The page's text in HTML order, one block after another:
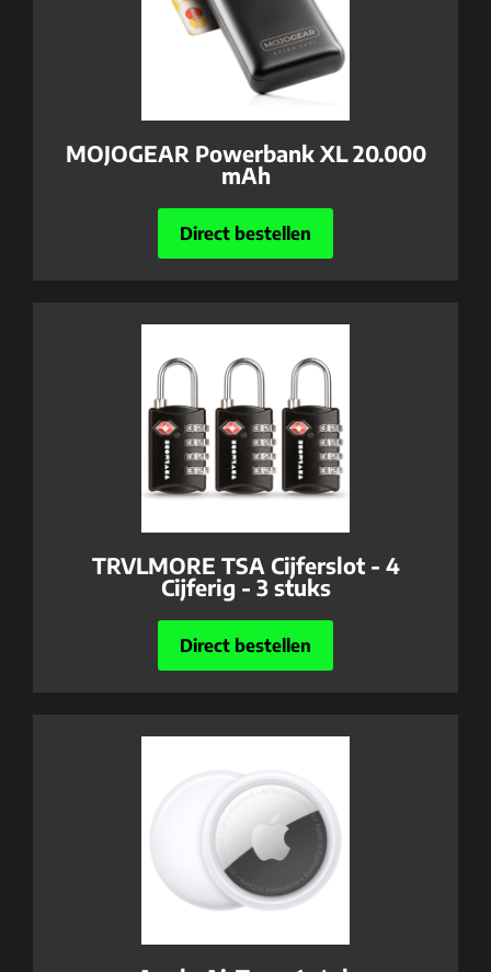
MOJOGEAR Powerbank XL 20.000
mAh
Direct bestellen
TRVLMORE TSA Cijferslot - 4
Cijferig - 3 stuks
Direct bestellen